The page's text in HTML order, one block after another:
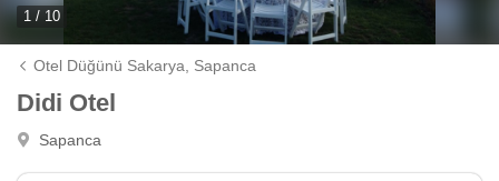
1 / 10
Otel Düğünü Sakarya, Sapanca
Didi Otel
Sapanca